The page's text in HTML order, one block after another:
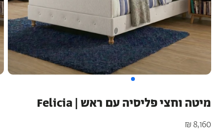
כריות מלונות היוקרה כריות היברידיות
עמינח X השטיח האדום
מיטה וחצי פליסיה עם ראש | Felicia
מחיר
8,160 ₪